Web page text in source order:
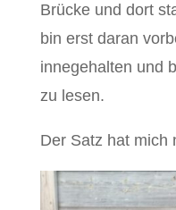
Brücke und dort
bin erst daran
innegehalten und
zu lesen.
Der Satz hat mich